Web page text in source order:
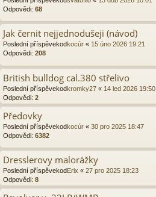
Odpovědi: 68
Jak černit nejjednodušeji (návod)
Poslední příspěvekodkocúr « 15 úno 2026 19:21
Odpovědi: 208
British bulldog cal.380 střelivo
Poslední příspěvekodkromky27 « 14 led 2026 19:50
Odpovědi: 2
Předovky
Poslední příspěvekodkocúr « 30 pro 2025 18:47
Odpovědi: 6382
Dresslerovy malorážky
Poslední příspěvekodErix « 27 pro 2025 18:23
Odpovědi: 8